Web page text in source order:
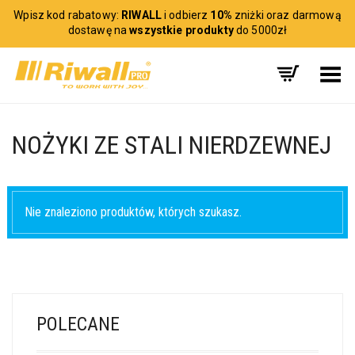
Wpisz kod rabatowy: RIWALLi odbierz 10% zniżki oraz darmową
dostawę nawszystkie produktydo 5000zł
Toggle Menu
NOŻYKI ZE STALI NIERDZEWNEJ
Nie znaleziono produktów, których szukasz.
POLECANE